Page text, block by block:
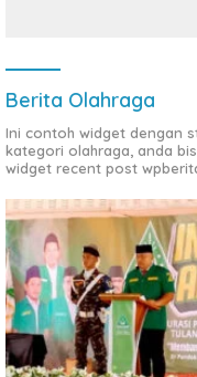
Berita Olahraga
Ini contoh widget dengan
kategori olahraga, anda
widget recent post